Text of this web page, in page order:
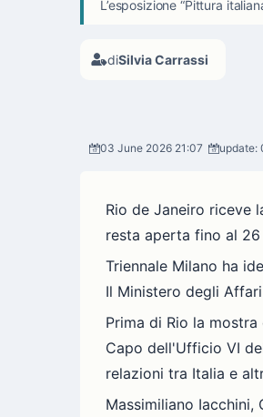
L’esposizione “Pittura
diSilvia Carrassi
03 June 2026 21:07 update:
Rio de Janeiro riceve
resta aperta fino al
Triennale Milano ha
Il Ministero degli
Prima di Rio la
Capo dell'Ufficio VI
relazioni tra Italia e
Massimiliano